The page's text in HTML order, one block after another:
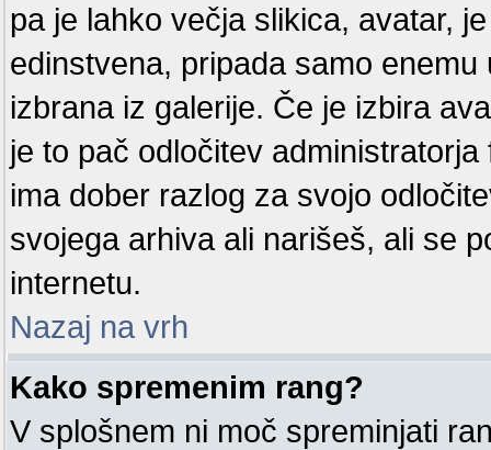
pa je lahko večja slikica, avatar,
edinstvena, pripada samo
izbrana iz galerije. Če je izbira
je to pač odločitev
ima dober razlog za svojo
svojega arhiva ali narišeš, ali se
internetu.
Nazaj na vrh
Kako spremenim rang?
V splošnem ni moč spreminjati